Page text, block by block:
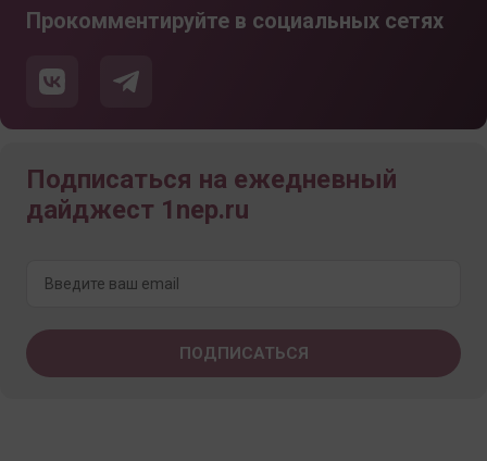
Прокомментируйте в социальных сетях
Подписаться на ежедневный
дайджест 1nep.ru